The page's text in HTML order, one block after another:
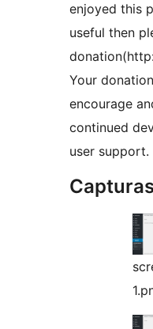
enjoyed this
useful then
Your
encourage
continued
user support.